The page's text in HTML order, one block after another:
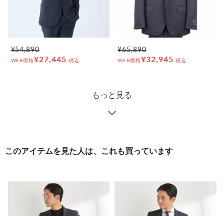
¥54,890
WEB価格¥27,445 税込
¥65,890
WEB価格¥32,945 税込
もっと見る
このアイテムを見た人は、これも買っています